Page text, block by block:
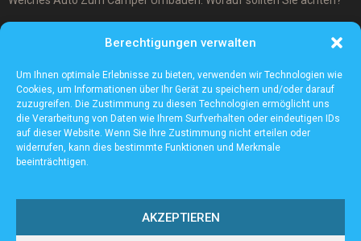
Berechtigungen verwalten
Um Ihnen optimale Erlebnisse zu bieten, verwenden wir Technologien wie
Cookies, um Informationen über Ihr Gerät zu speichern und/oder darauf
zuzugreifen. Die Zustimmung zu diesen Technologien ermöglicht uns
die Verarbeitung von Daten wie Ihrem Surfverhalten oder eindeutigen IDs
auf dieser Website. Wenn Sie Ihre Zustimmung nicht erteilen oder
widerrufen, kann dies bestimmte Funktionen und Merkmale
beeinträchtigen.
AKZEPTIEREN
Was ist ein Cover-Up Tattoo?
Was macht ein Architekturmodellbauer?